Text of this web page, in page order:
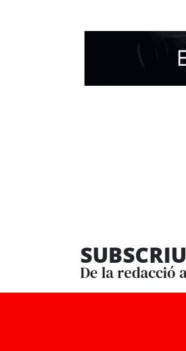
De la redacció